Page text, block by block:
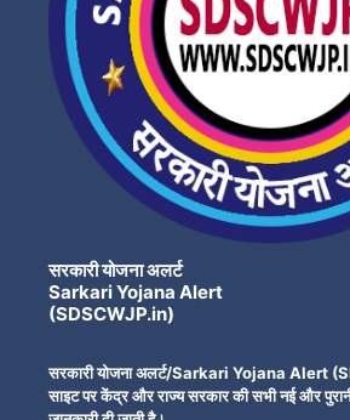
सरकारी योजना अलर्ट
Sarkari Yojana Alert
(SDSCWJP.in)
सरकारी योजना अलर्ट/Sarkari Yojana Alert
साइट पर केंद्र और राज्य सरकार की सभी नई और